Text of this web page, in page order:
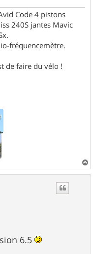
Code 4 pistons
240S jantes Mavic
fréquencemètre.
de faire du vélo !
a
6.5